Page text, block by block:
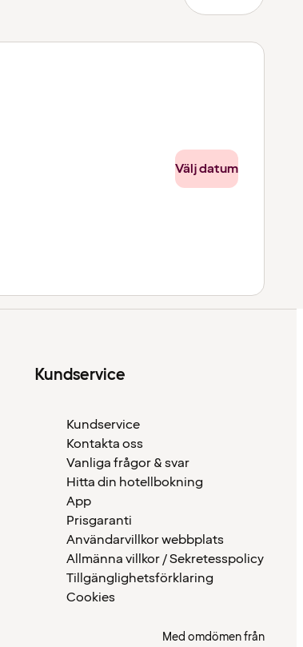
Välj datum
Kundservice
Kundservice
Kontakta oss
Vanliga frågor & svar
Hitta din hotellbokning
App
Prisgaranti
Användarvillkor webbplats
Allmänna villkor / Sekretesspolicy
Tillgänglighetsförklaring
Cookies
Med omdömen från